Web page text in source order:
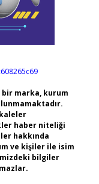
marka, kurum
haber niteliği
hakkında
ve kişiler ile isim
bilgiler